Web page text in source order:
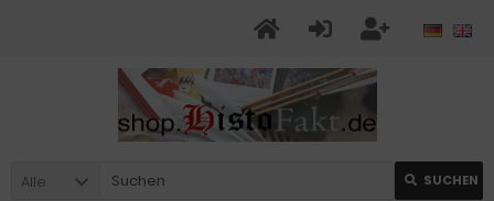
Alle SUCHEN